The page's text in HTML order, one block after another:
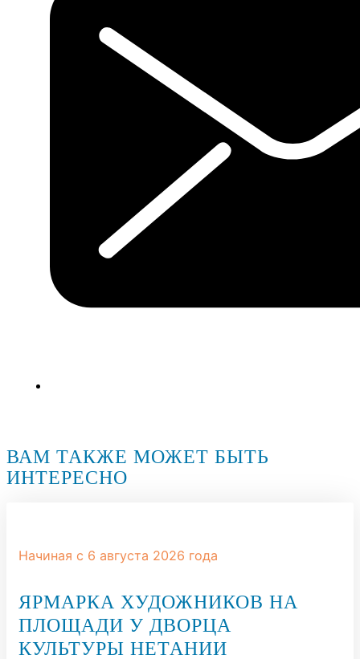
ВАМ ТАКЖЕ МОЖЕТ БЫТЬ
ИНТЕРЕСНО
Начиная с 6 августа 2026 года
ЯРМАРКА ХУДОЖНИКОВ НА
ПЛОЩАДИ У ДВОРЦА
КУЛЬТУРЫ НЕТАНИИ